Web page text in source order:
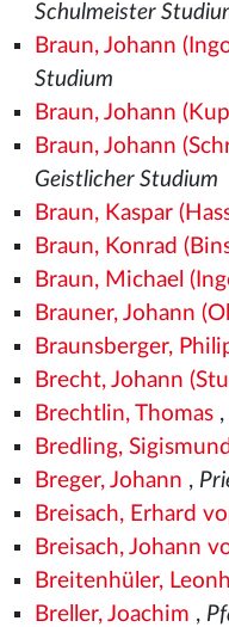
Schulmeister
Braun, Johann
Studium
Braun, Johann
Braun, Johann
Geistlicher Studium
Braun, Kaspar
Braun, Konrad
Braun, Michael
Brauner, Johann
Braunsberger,
Brecht, Johann
Brechtlin, Thomas,
Bredling, Sigismund
Breger, Johann ,
Breisach, Erhard
Breisach, Johann
Breitenhüler,
Breller, Joachim ,